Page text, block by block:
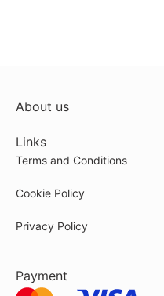
About us
Links
Terms and Conditions
Cookie Policy
Privacy Policy
Payment